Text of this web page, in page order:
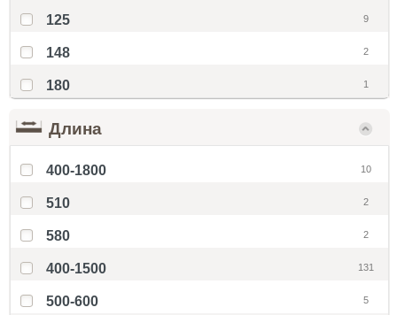
125 9
148 2
180 1
Длина
400-1800 10
510 2
580 2
400-1500 131
500-600 5